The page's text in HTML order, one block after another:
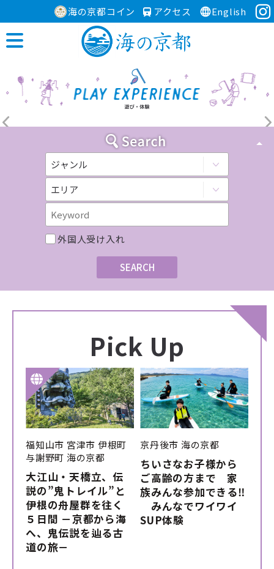
海の京都コイン アクセス English
外国人受け入れ
Pick Up
福知山市 宮津市 伊根町
与謝野町 海の京都
大江山・天橋立、伝
説の”鬼トレイル”と
伊根の舟屋群を往く
５日間 －京都から海
へ、鬼伝説を辿る古
道の旅－
京丹後市 海の京都
ちいさなお子様から
ご高齢の方まで 家
族みんな参加できる‼
みんなでワイワイ
SUP体験